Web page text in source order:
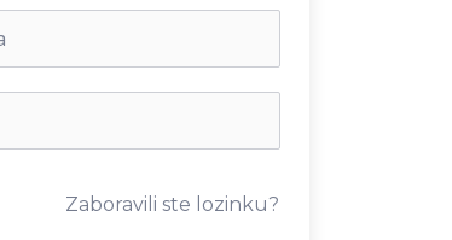
Zaboravili ste lozinku?